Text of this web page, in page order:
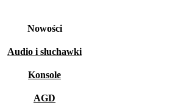
Nowości
Audio i słuchawki
Konsole
AGD